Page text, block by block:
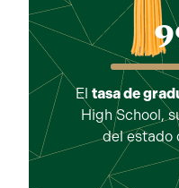
El tasa de
High School,
del estado